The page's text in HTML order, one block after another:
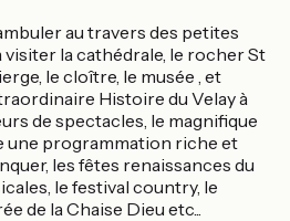
au travers des petites
visiter la cathédrale, le rocher St
le cloître, le musée , et
Histoire du Velay à
de spectacles, le magnifique
une programmation riche et
les fêtes renaissances du
le festival country, le
de la Chaise Dieu etc...